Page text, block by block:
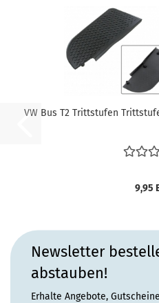
VW Bus T2 Trittstufen
9,95
Newsletter
abstauben!
Erhalte Angebote,